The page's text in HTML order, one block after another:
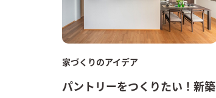
家づくりのアイデア
パントリーをつくりたい！新築